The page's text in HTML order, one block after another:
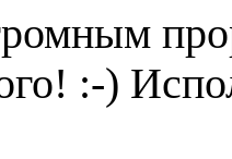
:-)